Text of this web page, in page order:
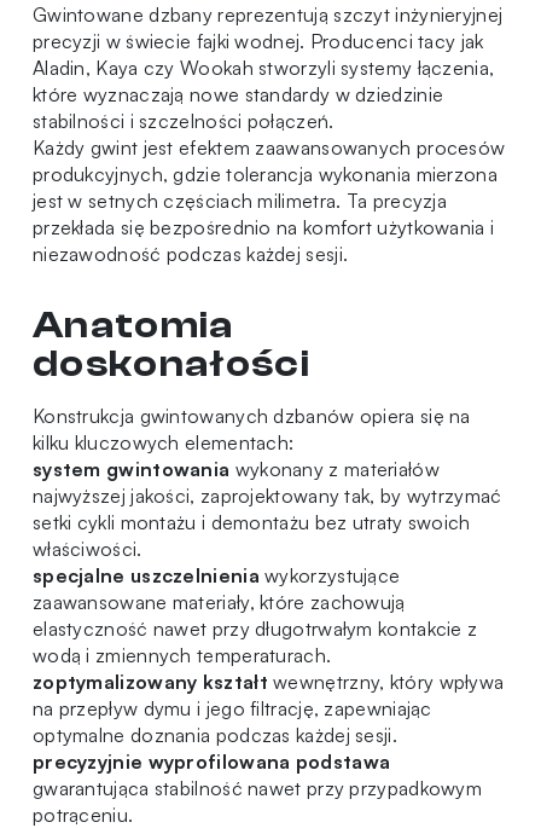
Gwintowane dzbany reprezentują szczyt inżynieryjnej
precyzji w świecie fajki wodnej. Producenci tacy jak
Aladin, Kaya czyWookah stworzyli systemy łączenia,
które wyznaczają nowe standardy w dziedzinie
stabilności i szczelności połączeń.
Każdy gwint jest efektem zaawansowanych procesów
produkcyjnych, gdzie tolerancja wykonania mierzona
jest w setnych częściach milimetra. Ta precyzja
przekłada się bezpośrednio na komfort użytkowania i
niezawodność podczas każdej sesji.
Anatomia
doskonałości
Konstrukcja gwintowanych dzbanów opiera się na
kilku kluczowych elementach:
system gwintowania wykonany z materiałów
najwyższej jakości, zaprojektowany tak, by wytrzymać
setki cykli montażu i demontażu bez utraty swoich
właściwości.
specjalne uszczelnienia wykorzystujące
zaawansowane materiały, które zachowują
elastyczność nawet przy długotrwałym kontakcie z
wodą i zmiennych temperaturach.
zoptymalizowany kształt wewnętrzny, który wpływa
na przepływ dymu i jego filtrację, zapewniając
optymalne doznania podczas każdej sesji.
precyzyjnie wyprofilowana podstawa
gwarantująca stabilność nawet przy przypadkowym
potrąceniu.